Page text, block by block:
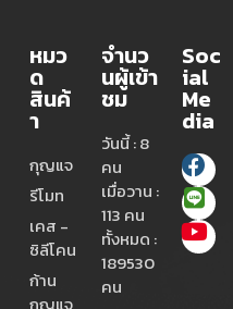
หมว
ด
สินค้
า
กุญแจ
รีโมท
เคส -
ซิลีโคน
ก้าน
กุญแจ
จำนว
นผู้เข้า
ชม
วันนี้ : 8
คน
เมื่อวาน :
113 คน
ทั้งหมด :
189530
คน
Soc
ial
Me
dia